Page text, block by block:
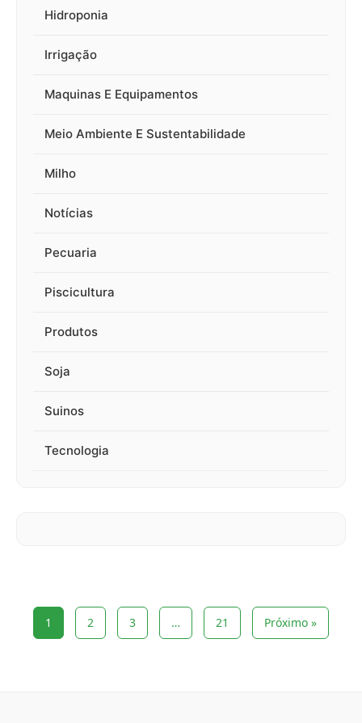
Hidroponia
Irrigação
Maquinas E Equipamentos
Meio Ambiente E Sustentabilidade
Milho
Notícias
Pecuaria
Piscicultura
Produtos
Soja
Suinos
Tecnologia
1 2 3 … 21 Próximo »